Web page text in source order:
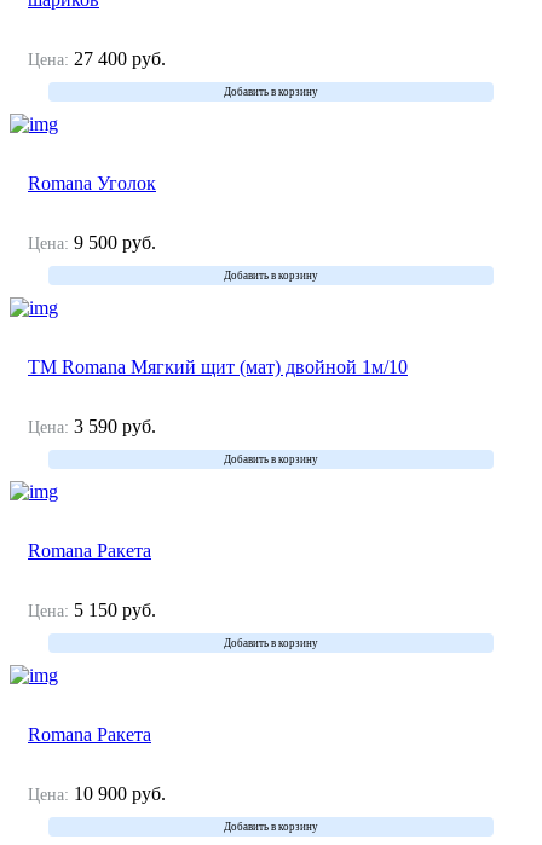
Цена: 27 400 руб.
Добавить в корзину
Romana Уголок
Цена: 9 500 руб.
Добавить в корзину
ТМ Romana Мягкий щит (мат) двойной 1м/10
Цена: 3 590 руб.
Добавить в корзину
Romana Ракета
Цена: 5 150 руб.
Добавить в корзину
Romana Ракета
Цена: 10 900 руб.
Добавить в корзину